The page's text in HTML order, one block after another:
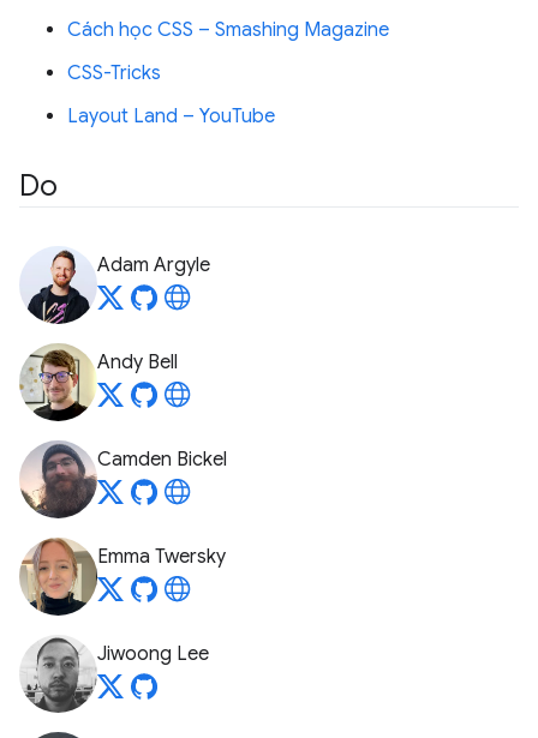
Cách học CSS – Smashing Magazine
CSS-Tricks
Layout Land – YouTube
Do
Adam Argyle
Andy Bell
Camden Bickel
Emma Twersky
Jiwoong Lee